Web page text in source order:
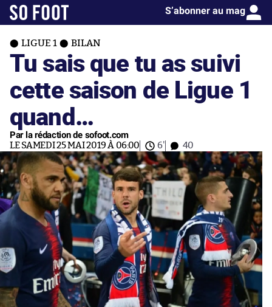
S’abonner au mag
LIGUE 1 BILAN
Tu sais que tu as suivi
cette saison de Ligue 1
quand…
Par la rédaction de sofoot.com
LE SAMEDI 25 MAI 2019 À 06:00 6' 40